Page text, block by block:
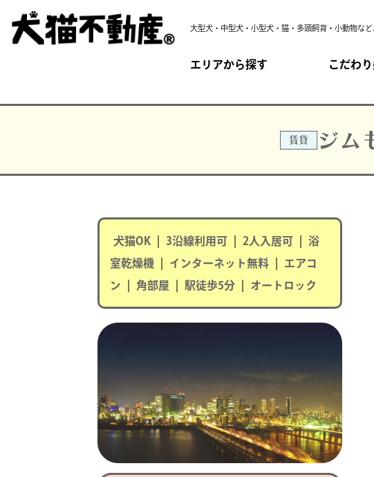
大型犬・中型犬・小型犬・猫・多頭飼育・小動物な
エリアから探す こだわ
賃貸 ジム
犬猫OK 3沿線利用可 2人入居可
浴
室乾燥機
インターネット無料
エアコ
ン
角部屋 駅徒歩5分 オートロック